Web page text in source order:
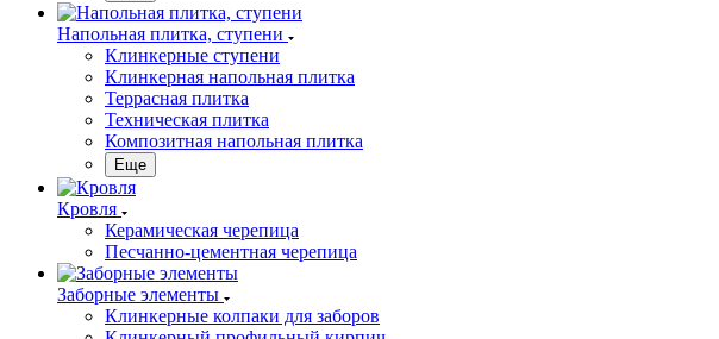
Напольная плитка, ступени
Клинкерные ступени
Клинкерная напольная плитка
Террасная плитка
Техническая плитка
Композитная напольная плитка
Еще
Кровля
Керамическая черепица
Песчанно-цементная черепица
Заборные элементы
Клинкерные колпаки для заборов